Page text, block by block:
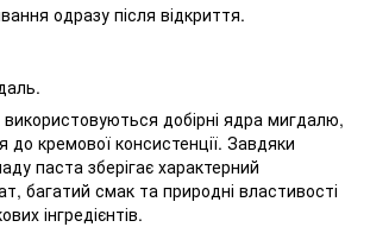
одразу після відкриття.
добірні ядра мигдалю,
до кремової консистенції. Завдяки
паста зберігає характерний
багатий смак та природні властивості
інгредієнтів.